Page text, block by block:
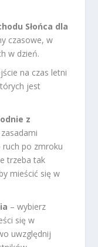
Słońca dla
czasowe, w
w dzień.
na czas letni
jest
z
po zmroku
trzeba tak
mieścić się w
– wybierz
się w
uwzględnij